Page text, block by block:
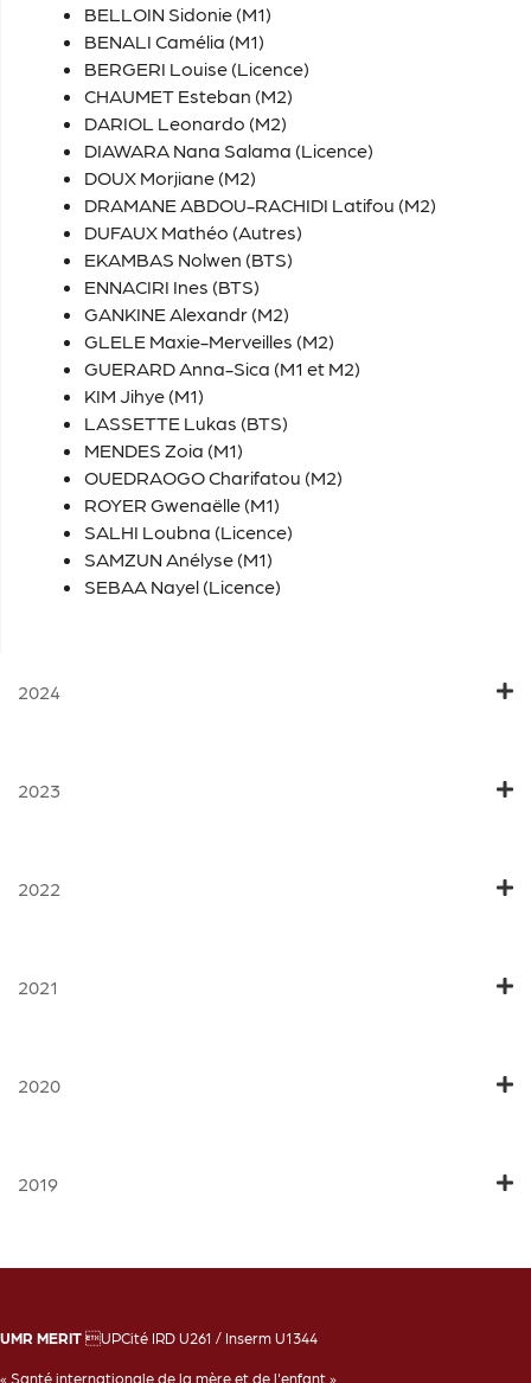
BELLOIN Sidonie (M1)
BENALI Camélia (M1)
BERGERI Louise (Licence)
CHAUMET Esteban (M2)
DARIOL Leonardo (M2)
DIAWARA Nana Salama (Licence)
DOUX Morjiane (M2)
DRAMANE ABDOU-RACHIDI Latifou (M2)
DUFAUX Mathéo (Autres)
EKAMBAS Nolwen (BTS)
ENNACIRI Ines (BTS)
GANKINE Alexandr (M2)
GLELE Maxie-Merveilles (M2)
GUERARD Anna-Sica (M1 et M2)
KIM Jihye (M1)
LASSETTE Lukas (BTS)
MENDES Zoia (M1)
OUEDRAOGO Charifatou (M2)
ROYER Gwenaëlle (M1)
SALHI Loubna (Licence)
SAMZUN Anélyse (M1)
SEBAA Nayel (Licence)
2024
2023
2022
2021
2020
2019
UMR MERIT UPCité IRD U261 / Inserm U1344
« Santé internationale de la mère et de l'enfant »